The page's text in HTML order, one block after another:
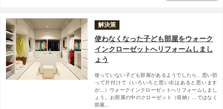
解決策
使わなくなった子ども部屋をウォーク
インクローゼットへリフォームしまし
ょう
使っていない子ども部屋があるようでしたら、思い切
って片付けて（いろいろと思い出はあると思います
が...）ウォークインクローゼットへリフォームしまし
ょう。お部屋の中のクローゼット（収納）...ではなく
部屋...